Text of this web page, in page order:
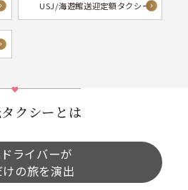
USJ/海遊館送迎定額タクシー
クシーとは
ライバーが
の旅を演出